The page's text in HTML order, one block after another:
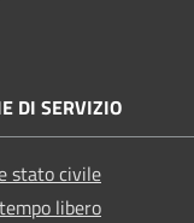
DI SERVIZIO
stato civile
libero